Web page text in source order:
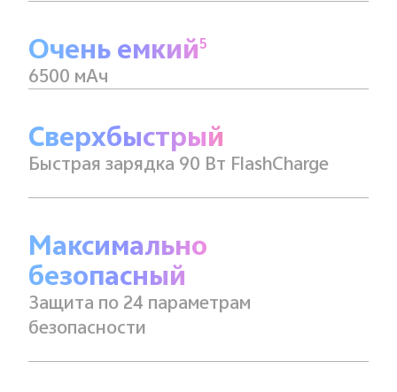
Очень емкий5
6500 мАч
Сверхбыстрый
Быстрая зарядка 90 Вт FlashCharge
Максимально
безопасный
Защита по 24 параметрам
безопасности